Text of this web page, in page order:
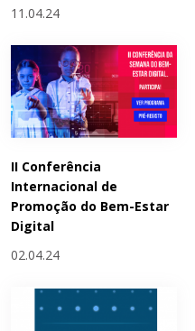
11.04.24
II Conferência
Internacional de
Promoção do Bem-Estar
Digital
02.04.24